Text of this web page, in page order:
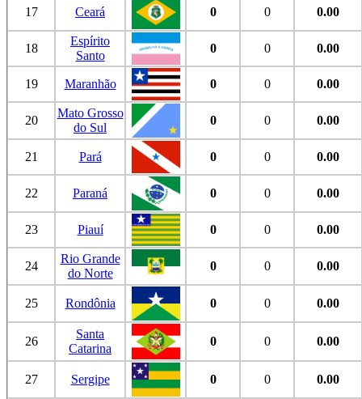
17 Ceará 0 0 0.00
18
Espírito
Santo
0 0 0.00
19 Maranhão 0 0 0.00
20
Mato Grosso
do Sul
0 0 0.00
21 Pará 0 0 0.00
22 Paraná 0 0 0.00
23 Piauí 0 0 0.00
24
Rio Grande
do Norte
0 0 0.00
25 Rondônia 0 0 0.00
26
Santa
Catarina
0 0 0.00
27 Sergipe 0 0
0.00